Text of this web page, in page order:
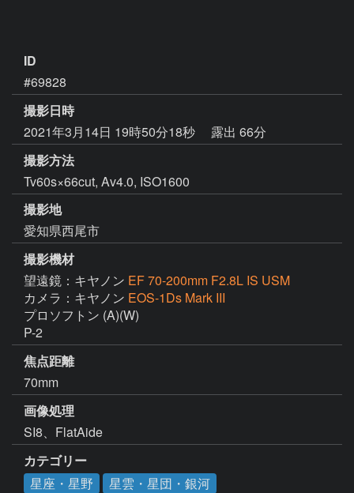
ID
#69828
撮影日時
2021年3月14日 19時50分18秒
露出 66分
撮影方法
Tv60s×66cut, Av4.0, ISO1600
撮影地
愛知県西尾市
撮影機材
望遠鏡：キヤノン EF 70-200mm F2.8L IS USM
カメラ：キヤノン EOS-1Ds Mark III
プロソフトン (A)(W)
P-2
焦点距離
70mm
画像処理
SI8、FlatAide
カテゴリー
星座・星野
星雲・星団・銀河